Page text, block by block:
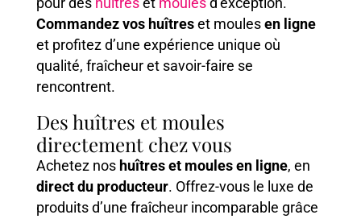
Commandez vos huîtreset moulesen ligne
et profitez d’une expérience unique où
qualité, fraîcheur et savoir-faire se
rencontrent.
Des huîtres et moules
directement chez vous
Achetez nos huîtres et moules en ligne, en
direct du producteur. Offrez-vous le luxe de
produits d’une fraîcheur incomparable grâce